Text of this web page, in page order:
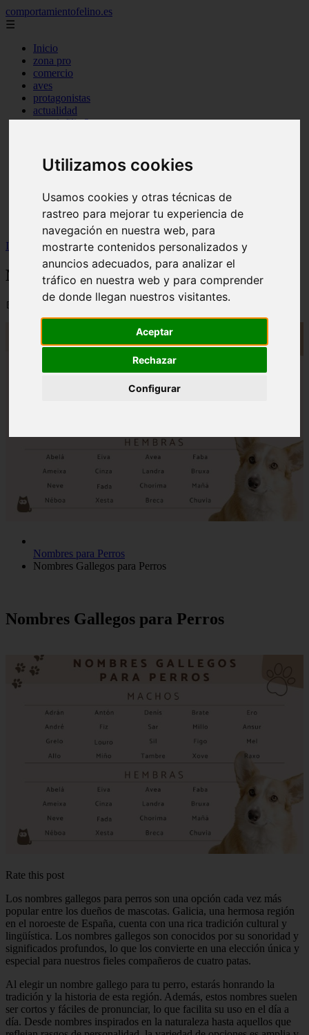
Utilizamos cookies
Usamos cookies y otras técnicas de
rastreo para mejorar tu experiencia de
navegación en nuestra web, para
mostrarte contenidos personalizados y
anuncios adecuados, para analizar el
tráfico en nuestra web y para comprender
de donde llegan nuestros visitantes.
Aceptar
Rechazar
Configurar
comportamientofelino.es
☰
Inicio
zona pro
comercio
aves
protagonistas
actualidad
acuariofilia 2
canal tv
nombres para gatos
tablon de anuncios
uncategorized
zona pro
Inicio
gatos2 >Nombres Gallegos para Perros
Nombres Gallegos para Perros
📅 12/06/2025
Nombres para Perros
Nombres Gallegos para Perros
Nombres Gallegos para Perros
Rate this post
Los nombres gallegos para perros son una opción cada vez más
popular entre los dueños de mascotas. Galicia, una hermosa región
en el noroeste de España, cuenta con una rica tradición cultural y
lingüística. Los nombres gallegos son conocidos por su sonoridad y
significados profundos, lo que los convierte en una elección única y
especial para nuestros fieles compañeros de cuatro patas.
Al elegir un nombre gallego para tu perro, estarás honrando la
tradición y la historia de esta región. Además, estos nombres suelen
ser cortos y fáciles de pronunciar, lo que facilita su uso en el día a
día. Desde nombres inspirados en la naturaleza hasta aquellos que